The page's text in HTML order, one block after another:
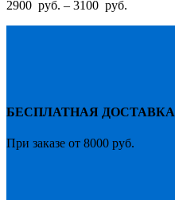
можно
выбрать
2900 руб. – 3100 руб.
БЕСПЛАТНАЯ ДОСТАВКА
При заказе от 8000 руб.